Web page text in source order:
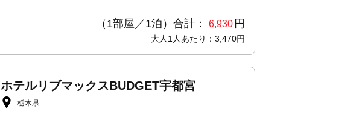
（1部屋／1泊）合計： 6,930 円
大人1人あたり：3,470円
ホテルリブマックスBUDGET宇都宮
栃木県